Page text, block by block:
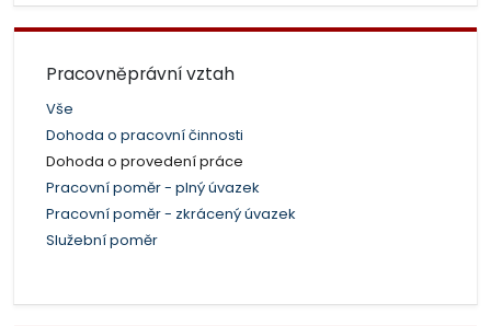
Pracovněprávní vztah
Vše
Dohoda o pracovní činnosti
Dohoda o provedení práce
Pracovní poměr - plný úvazek
Pracovní poměr - zkrácený úvazek
Služební poměr